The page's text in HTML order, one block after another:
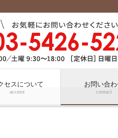
セスについて
access
お問い合
contact